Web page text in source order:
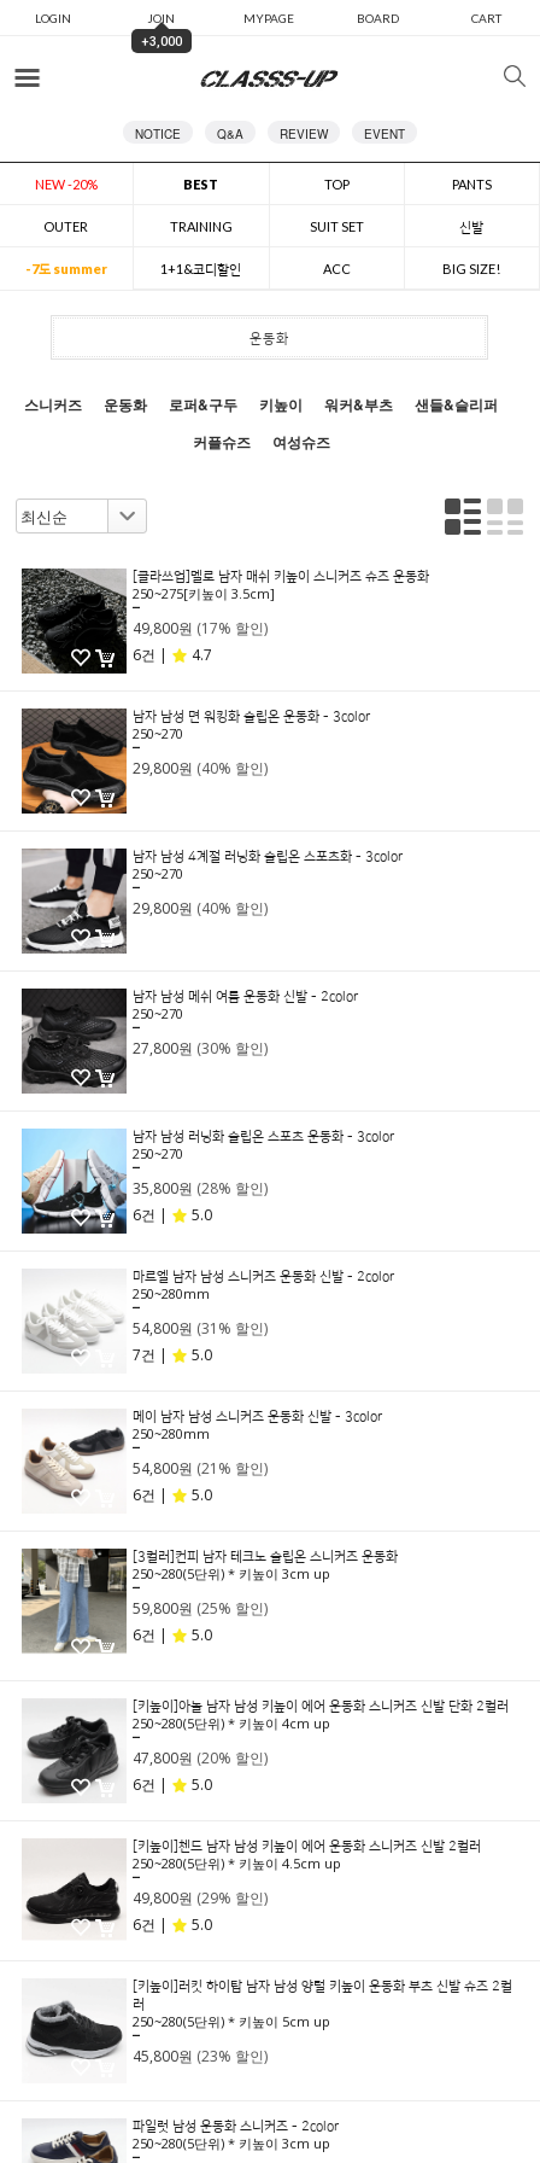
LOGIN JOIN MYPAGE BOARD CART
+3,000
NOTICE Q&A REVIEW EVENT
NEW -20% BEST TOP PANTS
OUTER TRAINING SUIT SET 신발
-7도 summer 1+1&코디할인 ACC BIG SIZE!
운동화
스니커즈 운동화 로퍼&구두 키높이 워커&부츠
샌들&슬리퍼
커플슈즈
여성슈즈
[클라쓰업]멜로 남자 매쉬 키높이 스니커즈 슈즈 운동화
250~275[키높이 3.5cm]
49,800원 (17% 할인)
6건 |
4.7
남자 남성 면 워킹화 슬립온 운동화 - 3color
250~270
29,800원 (40% 할인)
남자 남성 4계절 러닝화 슬립온 스포츠화 - 3color
250~270
29,800원 (40% 할인)
남자 남성 메쉬 여름 운동화 신발 - 2color
250~270
27,800원 (30% 할인)
남자 남성 러닝화 슬립온 스포츠 운동화 - 3color
250~270
35,800원 (28% 할인)
6건 |
5.0
마르엘 남자 남성 스니커즈 운동화 신발 - 2color
250~280mm
54,800원 (31% 할인)
7건 |
5.0
메이 남자 남성 스니커즈 운동화 신발 - 3color
250~280mm
54,800원 (21% 할인)
6건 |
5.0
[3컬러]컨피 남자 테크노 슬립온 스니커즈 운동화
250~280(5단위) * 키높이 3cm up
59,800원 (25% 할인)
6건 |
5.0
[키높이]아놀 남자 남성 키높이 에어 운동화 스니커즈 신발 단화 2컬러
250~280(5단위) * 키높이 4cm up
47,800원 (20% 할인)
6건 |
5.0
[키높이]첸드 남자 남성 키높이 에어 운동화 스니커즈 신발 2컬러
250~280(5단위) * 키높이 4.5cm up
49,800원 (29% 할인)
6건 |
5.0
[키높이]러킷 하이탑 남자 남성 양털 키높이 운동화 부츠 신발 슈즈 2컬
러
250~280(5단위) * 키높이 5cm up
45,800원 (23% 할인)
파일럿 남성 운동화 스니커즈 - 2color
250~280(5단위) * 키높이 3cm up